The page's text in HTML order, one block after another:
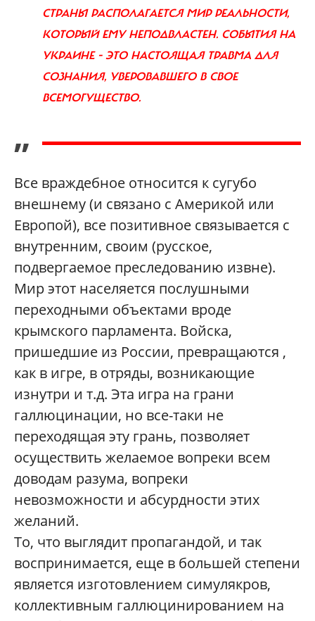
СТРАНЫ РАСПОЛАГАЕТСЯ МИР РЕАЛЬНОСТИ,
КОТОРЫЙ ЕМУ НЕПОДВЛАСТЕН. СОБЫТИЯ НА
УКРАИНЕ - ЭТО НАСТОЯЩАЯ ТРАВМА ДЛЯ
СОЗНАНИЯ, УВЕРОВАВШЕГО В СВОЕ
ВСЕМОГУЩЕСТВО.
”
Все враждебное относится к сугубо
внешнему (и связано с Америкой или
Европой), все позитивное связывается с
внутренним, своим (русское,
подвергаемое преследованию извне).
Мир этот населяется послушными
переходными объектами вроде
крымского парламента. Войска,
пришедшие из России, превращаются ,
как в игре, в отряды, возникающие
изнутри и т.д. Эта игра на грани
галлюцинации, но все-таки не
переходящая эту грань, позволяет
осуществить желаемое вопреки всем
доводам разума, вопреки
невозможности и абсурдности этих
желаний.
То, что выглядит пропагандой, и так
воспринимается, еще в большей степени
является изготовлением симулякров,
коллективным галлюцинированием на